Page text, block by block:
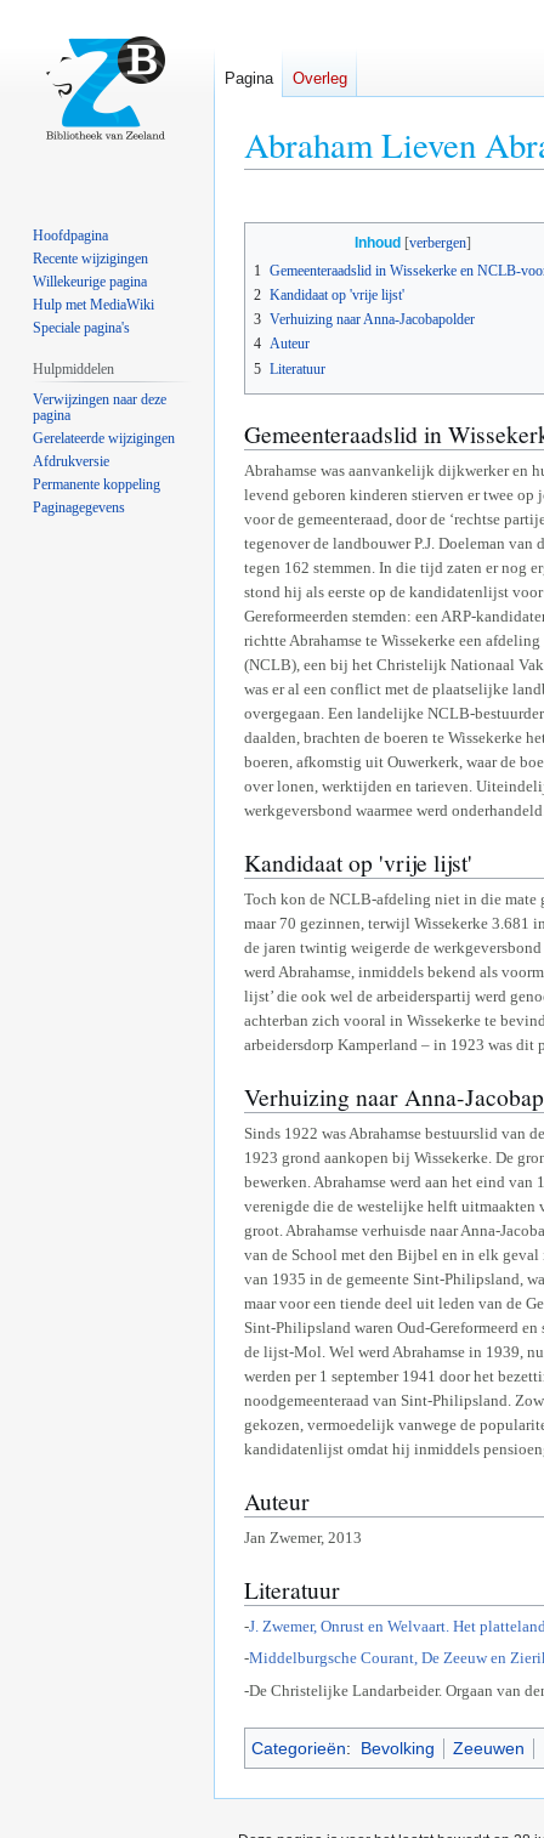
Abraham Lieven
navigatie
zoeken
Inhoud
1
Gemeenteraadslid in Wissekerke en NCLB-
2 Kandidaat op 'vrije lijst'
3 Verhuizing naar Anna-Jacobapolder
4 Auteur
5 Literatuur
Gemeenteraadslid in
Abrahamse was aanvankelijk dijkwerker en
levend geboren kinderen stierven er twee
voor de gemeenteraad, door de ‘rechtse
tegenover de landbouwer P.J. Doeleman
tegen 162 stemmen. In die tijd zaten er nog
stond hij als eerste op de kandidatenlijst
Gereformeerden stemden: een ARP-
richtte Abrahamse te Wissekerke een
(NCLB), een bij het Christelijk Nationaal
was er al een conflict met de plaatselijke
overgegaan. Een landelijke NCLB-
daalden, brachten de boeren te Wissekerke
boeren, afkomstig uit Ouwerkerk, waar de
over lonen, werktijden en tarieven.
werkgeversbond waarmee werd
Kandidaat op 'vrije lijst'
Toch kon de NCLB-afdeling niet in die mate
maar 70 gezinnen, terwijl Wissekerke 3.681
de jaren twintig weigerde de
werd Abrahamse, inmiddels bekend als
lijst’ die ook wel de arbeiderspartij werd
achterban zich vooral in Wissekerke te
arbeidersdorp Kamperland – in 1923 was dit
Verhuizing naar Anna-
Sinds 1922 was Abrahamse bestuurslid van
1923 grond aankopen bij Wissekerke. De
bewerken. Abrahamse werd aan het eind
verenigde die de westelijke helft uitmaakten
groot. Abrahamse verhuisde naar Anna-
van de School met den Bijbel en in elk
van 1935 in de gemeente Sint-Philipsland,
maar voor een tiende deel uit leden van de
Sint-Philipsland waren Oud-Gereformeerd
de lijst-Mol. Wel werd Abrahamse in 1939,
werden per 1 september 1941 door het
noodgemeenteraad van Sint-Philipsland.
gekozen, vermoedelijk vanwege de
kandidatenlijst omdat hij inmiddels
Auteur
Jan Zwemer, 2013
Literatuur
-J. Zwemer, Onrust en Welvaart. Het
-Middelburgsche Courant, De Zeeuw en
-De Christelijke Landarbeider. Orgaan van
Categorieën: Bevolking Zeeuwen
Pagina Overleg
Hoofdpagina
Recente wijzigingen
Willekeurige pagina
Hulp met MediaWiki
Speciale pagina's
Hulpmiddelen
Verwijzingen naar deze
pagina
Gerelateerde wijzigingen
Afdrukversie
Permanente koppeling
Paginagegevens